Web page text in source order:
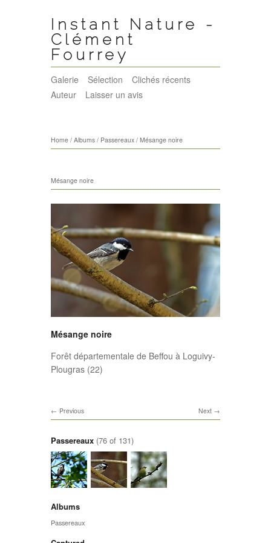
Instant Nature -
Clément
Fourrey
Galerie Sélection
Clichés récents
Auteur
Laisser un avis
Home / Albums / Passereaux / Mésange noire
Mésange noire
Mésange noire
Forêt départementale de Beffou à Loguivy-
Plougras (22)
Next
Previous
Passereaux (76 of 131)
Albums
Passereaux